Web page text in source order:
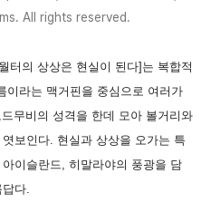
All rights reserved.
터의 상상은 현실이 된다]는 복합적
이라는 맥거핀을 중심으로 여러가
무비의 성격을 한데 모아 볼거리와
보인다. 현실과 상상을 오가는 특
이슬란드, 히말라야의 풍광을 담
다.